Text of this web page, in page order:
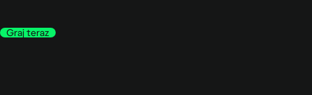
Graj teraz